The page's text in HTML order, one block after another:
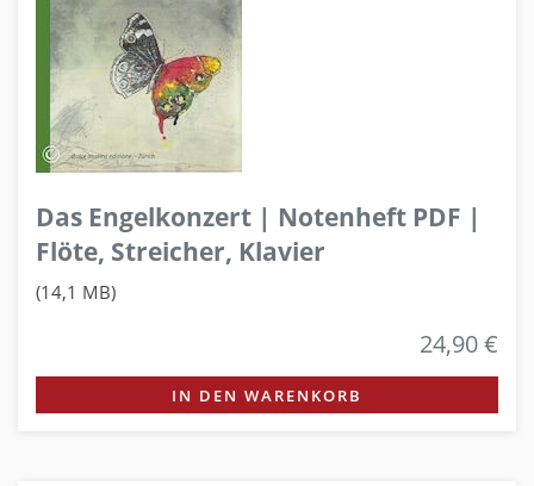
Das Engelkonzert | Notenheft PDF |
Flöte, Streicher, Klavier
(14,1 MB)
24,90 €
IN DEN WARENKORB